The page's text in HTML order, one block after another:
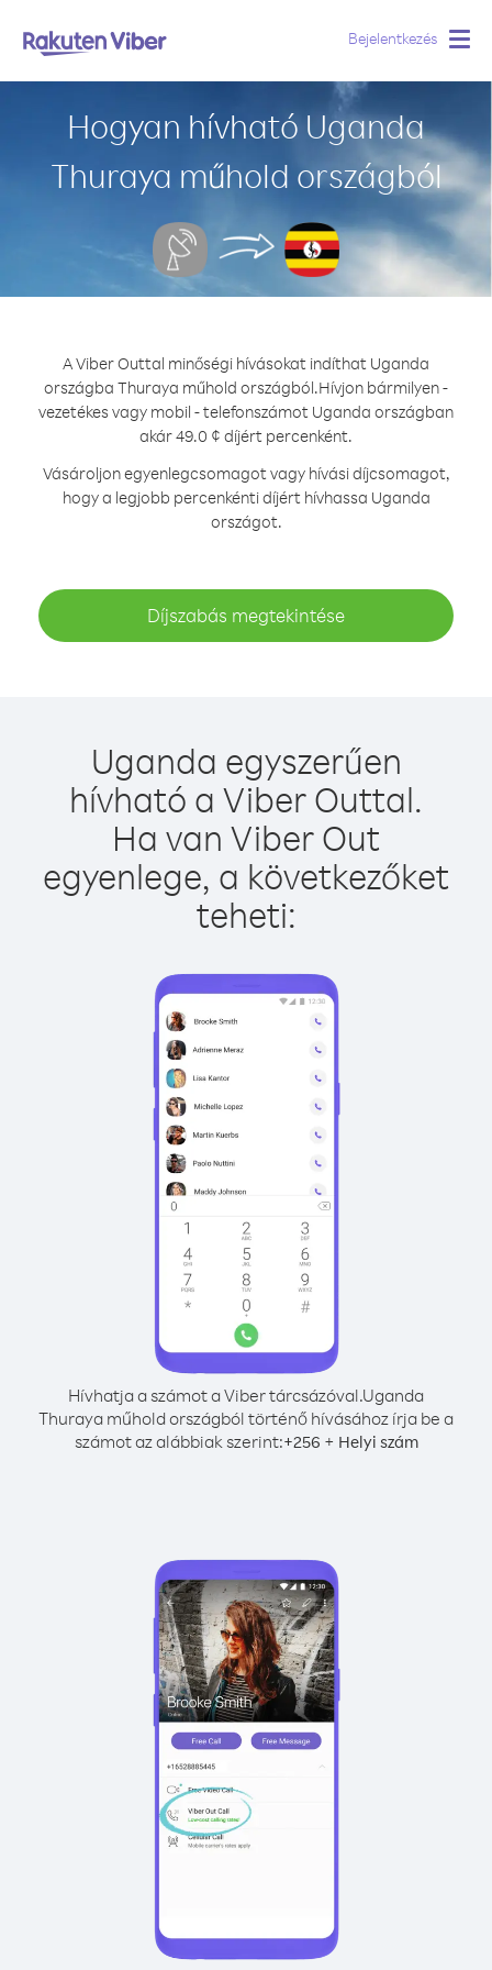
Bejelentkezés
Hogyan hívható Uganda
Thuraya műhold országból
A Viber Outtal minőségi hívásokat indíthat Uganda
országba Thuraya műhold országból.Hívjon bármilyen -
vezetékes vagy mobil - telefonszámot Uganda országban
akár 49.0 ¢ díjért percenként.
Vásároljon egyenlegcsomagot vagy hívási díjcsomagot,
hogy a legjobb percenkénti díjért hívhassa Uganda
országot.
Díjszabás megtekintése
Uganda egyszerűen
hívható a Viber Outtal.
Ha van Viber Out
egyenlege, a következőket
teheti:
Hívhatja a számot a Viber tárcsázóval.Uganda
Thuraya műhold országból történő hívásához írja be a
számot az alábbiak szerint:+256 + Helyi szám